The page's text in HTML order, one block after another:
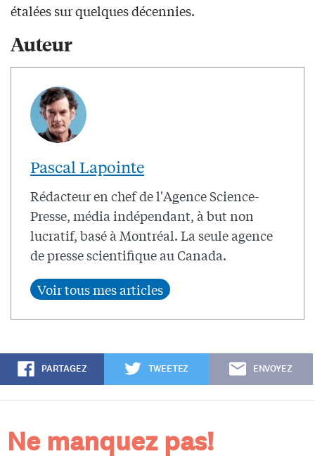
étalées sur quelques décennies.
Auteur
Pascal Lapointe
Rédacteur en chef de l'Agence Science-
Presse, média indépendant, à but non
lucratif, basé à Montréal. La seule agence
de presse scientifique au Canada.
PARTAGEZ TWEETEZ ENVOYEZ
Ne manquez pas!